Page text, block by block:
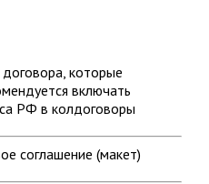
которые
включать
РФ в колдоговоры
соглашение (макет)